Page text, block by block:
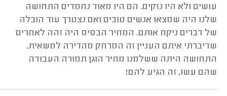
עושים ולא היו נזקים. הם היו מאוד נחמדים התחושה
שלנו היה שמצאו אנשים טובים ואם נצטרך עוד הובלה
של דברים ניקח אותם. המחיר הבסיס היה זהה לאחרים
שדיברתי איתם העניין זה המרחק מהדירה למשאית.
התחושה היתה ששלמנו מחיר הוגן תמורה העבודה
שהם עשו, זה הגיע להם!